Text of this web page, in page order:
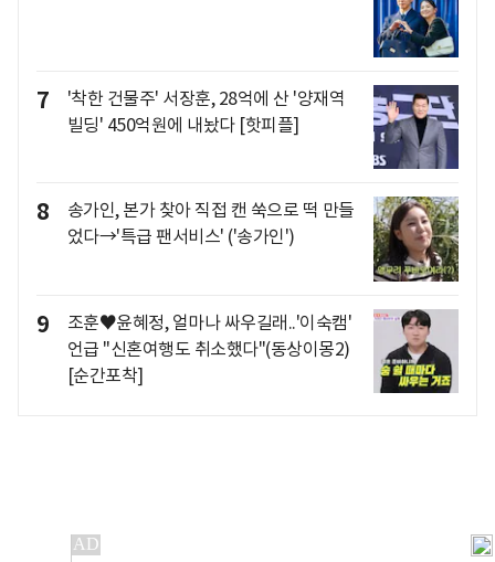
7
'착한 건물주' 서장훈, 28억에 산 '양재역
빌딩' 450억원에 내놨다 [핫피플]
8
송가인, 본가 찾아 직접 캔 쑥으로 떡 만들
었다→'특급 팬서비스' ('송가인')
9
조훈♥윤혜정, 얼마나 싸우길래..'이숙캠'
언급 "신혼여행도 취소했다"(동상이몽2)
[순간포착]